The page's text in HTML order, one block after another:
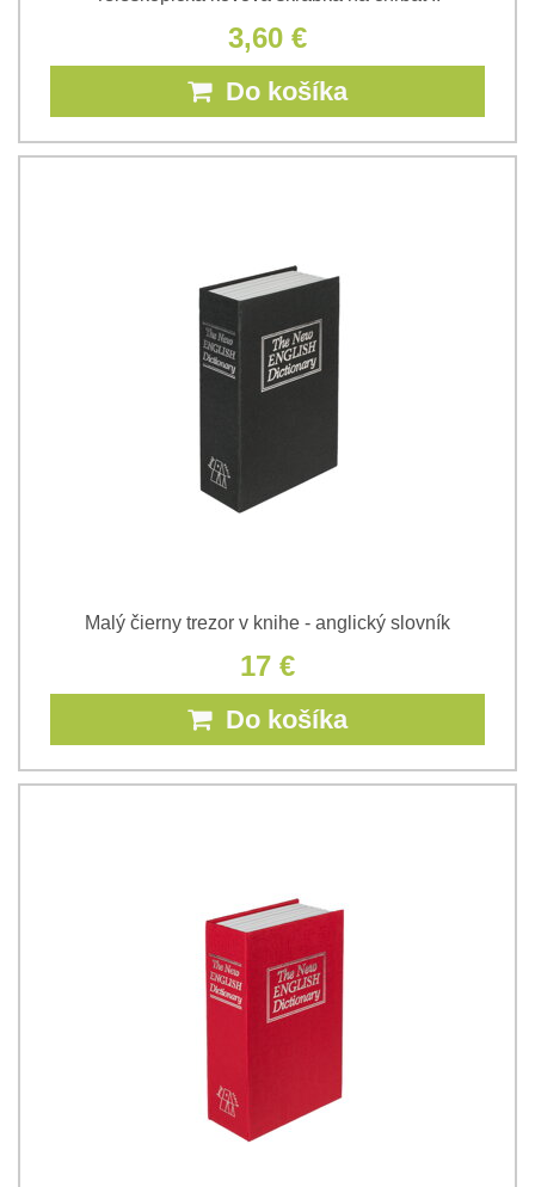
3,60 €
Do košíka
Malý čierny trezor v knihe - anglický slovník
17 €
Do košíka